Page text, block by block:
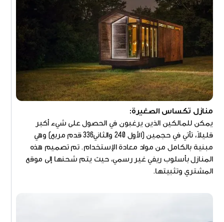
منازل تكساس الصغيرة:
يمكن للمالكين الذين يرغبون في الحصول على شيء أكبر
قليلاً، تأتي في حجمين (الأول 240 والثاني336 قدم مربع) وهي
مبنية بالكامل من مواد معادة الإستخدام. تم تصميم هذه
المنازل بأسلوب ريفي غير رسمي، حيث يتم شحنها إلى موقع
المشتري وتثبيتها.